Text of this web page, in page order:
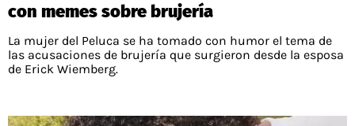
con memes sobre brujería
La mujer del Peluca se ha tomado con humor el tema de
las acusaciones de brujería que surgieron desde la esposa
de Erick Wiemberg.